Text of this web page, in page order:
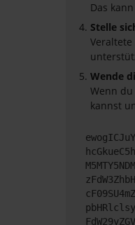
Das
Stelle
Wende
Wenn
kannst